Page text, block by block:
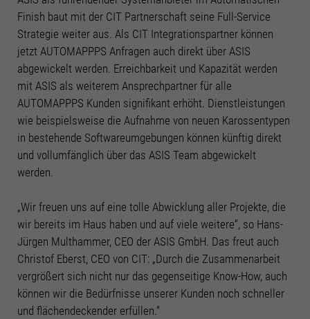
Finish baut mit der CIT Partnerschaft seine Full-Service
Strategie weiter aus. Als CIT Integrationspartner können
jetzt AUTOMAPPPS Anfragen auch direkt über ASIS
abgewickelt werden. Erreichbarkeit und Kapazität werden
mit ASIS als weiterem Ansprechpartner für alle
AUTOMAPPPS Kunden signifikant erhöht. Dienstleistungen
wie beispielsweise die Aufnahme von neuen Karossentypen
in bestehende Softwareumgebungen können künftig direkt
und vollumfänglich über das ASIS Team abgewickelt
werden.
„Wir freuen uns auf eine tolle Abwicklung aller Projekte, die
wir bereits im Haus haben und auf viele weitere“, so Hans-
Jürgen Multhammer, CEO der ASIS GmbH. Das freut auch
Christof Eberst, CEO von CIT: „Durch die Zusammenarbeit
vergrößert sich nicht nur das gegenseitige Know-How, auch
können wir die Bedürfnisse unserer Kunden noch schneller
und flächendeckender erfüllen.“
Informationen anzeigen lassen und so nur bestimmte Cookies
auswählen.
Alle akzeptieren Speichern
Datenschutzeinstellungen
Essenziell (2)
Essenzielle Cookies ermöglichen grundlegende Funktionen und sind für die
einwandfreie Funktion der Website erforderlich.
Cookie-Informationen anzeigen
Statistik Cookies erfassen Informationen anonym. Diese Informationen helfen
uns zu verstehen, wie unsere Besucher unsere Website nutzen.
Cookie-Informationen anzeigen
Funktionale Cookies (2)
Mit Tools von externen Anbietern wie z.B. Youtube möchten wir unseren
Besuchern einen Mehrwert bieten.